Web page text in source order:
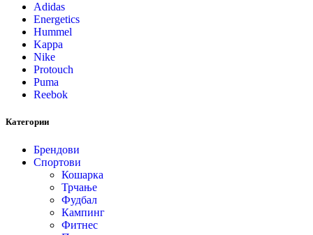
Adidas
Energetics
Hummel
Kappa
Nike
Protouch
Puma
Reebok
Категории
Брендови
Спортови
Кошарка
Трчање
Фудбал
Кампинг
Фитнес